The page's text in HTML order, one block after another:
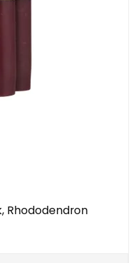
Rhododendron